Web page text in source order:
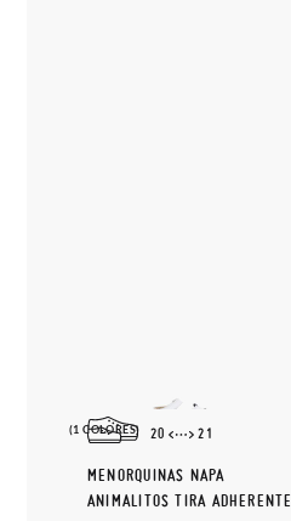
(1 COLORES) 20 21
MENORQUINAS NAPA
ANIMALITOS TIRA ADHERENTE